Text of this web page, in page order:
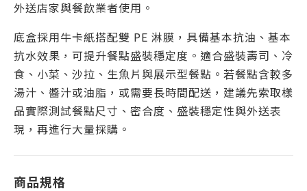
外送店家與餐飲業者使用。
底盒採用牛卡紙搭配雙 PE 淋膜，具備基本抗油、基本
抗水效果，可提升餐點盛裝穩定度。適合盛裝壽司、冷
食、小菜、沙拉、生魚片與展示型餐點。若餐點含較多
湯汁、醬汁或油脂，或需要長時間配送，建議先索取樣
品實際測試餐點尺寸、密合度、盛裝穩定性與外送表
現，再進行大量採購。
商品規格